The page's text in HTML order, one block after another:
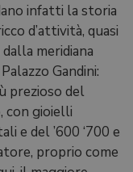
infatti la storia
d’attività, quasi
meridiana
Gandini:
prezioso del
con gioielli
e del ’600­ ‘700 e
proprio come